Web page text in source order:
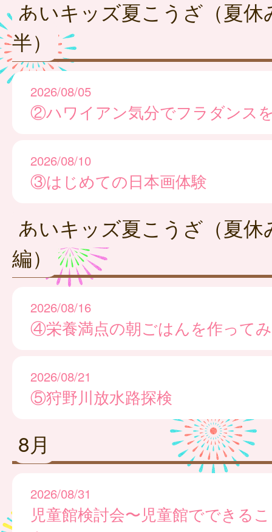
あいキッズ夏こうざ（夏
半）
2026/08/05
②ハワイアン気分でフラダンス
2026/08/10
③はじめての日本画体験
あいキッズ夏こうざ（夏
編）
2026/08/16
④栄養満点の朝ごはんを作って
2026/08/21
⑤狩野川放水路探検
8月
2026/08/31
児童館検討会〜児童館でできる